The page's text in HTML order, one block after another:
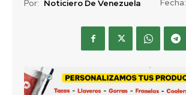
Por: Noticiero De Venezuela Fecha: